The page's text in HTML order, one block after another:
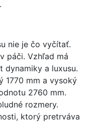
nie je čo vyčítať.
páči. Vzhľad má
dynamiky a luxusu.
1770 mm a vysoký
2760 mm.
rozmery.
ktorý pretrváva